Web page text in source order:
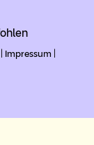
Impressum